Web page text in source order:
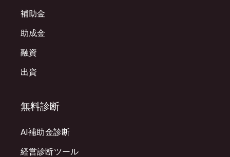
補助金
助成金
融資
出資
無料診断
AI補助金診断
経営診断ツール